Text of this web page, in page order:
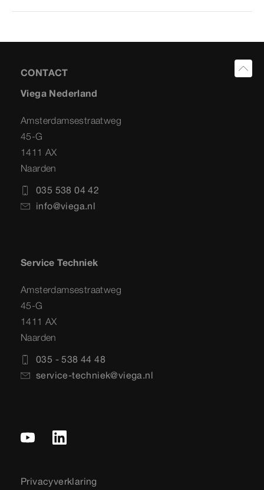
CONTACT
Viega Nederland
Amsterdamsestraatweg
45-G
1411 AX
Naarden
035 538 04 42
info@viega.nl
Service Techniek
Amsterdamsestraatweg
45-G
1411 AX
Naarden
035 - 538 44 48
service-techniek@viega.nl
Privacyverklaring